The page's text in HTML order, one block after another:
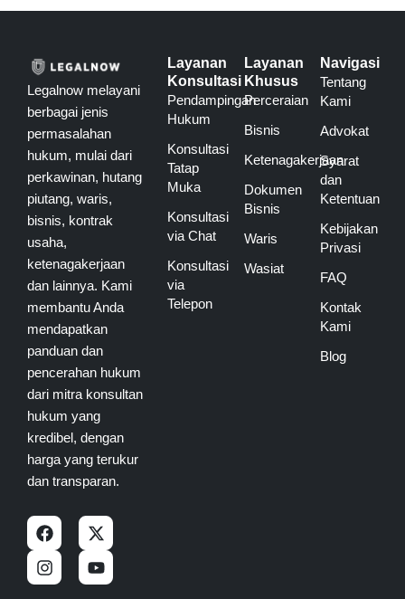
Legalnow melayani
berbagai jenis
permasalahan
hukum, mulai dari
perkawinan, hutang
piutang, waris,
bisnis, kontrak
usaha,
ketenagakerjaan
dan lainnya. Kami
membantu Anda
mendapatkan
panduan dan
pencerahan hukum
dari mitra konsultan
hukum yang
kredibel, dengan
harga yang terukur
dan transparan.
F
a
c
e
X
-
t
w
I
n
s
t
Y
o
u
t
Layanan
Konsultasi
Pendampingan
Hukum
Konsultasi
Tatap
Muka
Konsultasi
via Chat
Konsultasi
via
Telepon
Layanan
Khusus
Perceraian
Bisnis
Ketenagakerjaan
Dokumen
Bisnis
Waris
Wasiat
Navigasi
Tentang
Kami
Advokat
Syarat
dan
Ketentuan
Kebijakan
Privasi
FAQ
Kontak
Kami
Blog